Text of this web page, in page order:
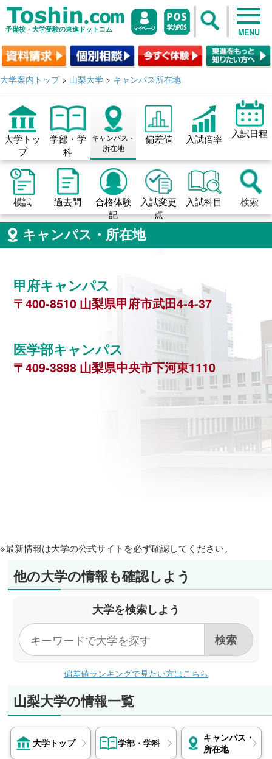
予備校・大学受験の東進ドットコム MENU
大学案内トップ> 山梨大学 > キャンパス所在地
大学トッ
プ
学部・学
科
キャンパス・
所在地
偏差値 入試倍率 入試日程
模試 過去問
合格体験
記
入試変更
点
入試科目 検索
キャンパス・所在地
甲府キャンパス
〒400-8510 山梨県甲府市武田4-4-37
医学部キャンパス
〒409-3898 山梨県中央市下河東1110
※最新情報は大学の公式サイトを必ず確認してください。
他の大学の情報も確認しよう
大学を検索しよう
偏差値ランキングで見たい方はこちら
山梨大学の情報一覧
大学トップ 学部・学科
キャンパス・
所在地